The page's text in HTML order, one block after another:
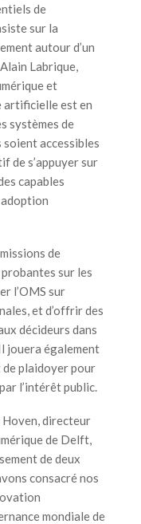
de
sur la
autour d’un
Labrique,
et
artificielle est en
systèmes de
soient accessibles
de s’appuyer sur
capables
adoption
de
sur les
l’OMS sur
et d’offrir des
décideurs dans
jouera également
plaidoyer pour
l’intérêt public.
Hoven, directeur
de Delft,
de deux
consacré nos
mondiale de